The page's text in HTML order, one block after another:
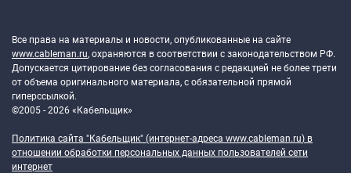
Все права на материалы и новости, опубликованные на сайте
www.cableman.ru, охраняются в соответствии с законодательством РФ.
Допускается цитирование без согласования с редакцией не более трети
от объема оригинального материала, с обязательной прямой
гиперссылкой.
©2005 - 2026 «Кабельщик»
Политика сайта "Кабельщик" (интернет-адреса www.cableman.ru) в
отношении обработки персональных данных пользователей сети
интернет